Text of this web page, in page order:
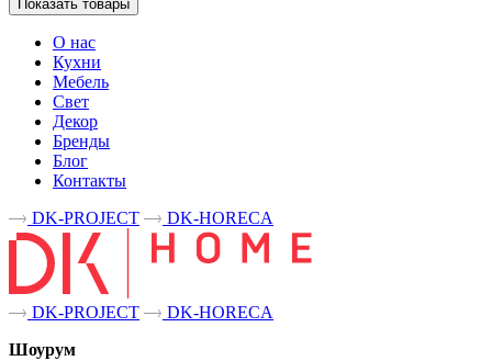
Показать товары
О нас
Кухни
Мебель
Свет
Декор
Бренды
Блог
Контакты
DK-PROJECT
DK-HORECA
DK-PROJECT
DK-HORECA
Шоурум